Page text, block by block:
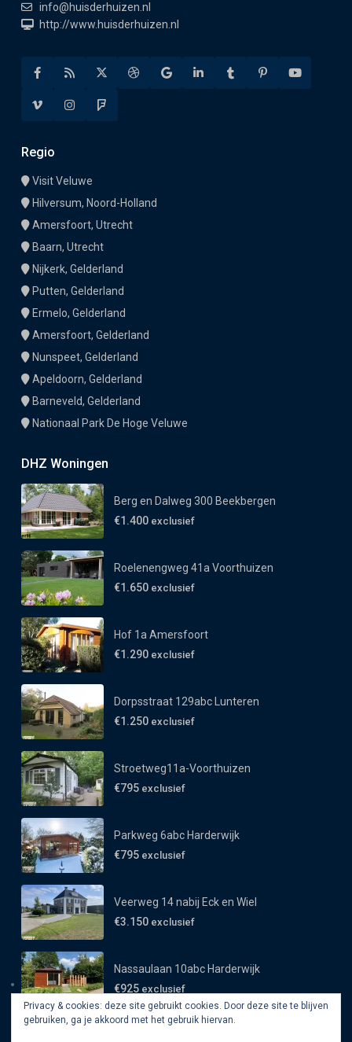
info@huisderhuizen.nl
http://www.huisderhuizen.nl
Regio
Visit Veluwe
Hilversum, Noord-Holland
Amersfoort, Utrecht
Baarn, Utrecht
Nijkerk, Gelderland
Putten, Gelderland
Ermelo, Gelderland
Amersfoort, Gelderland
Nunspeet, Gelderland
Apeldoorn, Gelderland
Barneveld, Gelderland
Nationaal Park De Hoge Veluwe
DHZ Woningen
Berg en Dalweg 300 Beekbergen
€1.400 exclusief
Roelenengweg 41a Voorthuizen
€1.650 exclusief
Hof 1a Amersfoort
€1.290 exclusief
Dorpsstraat 129abc Lunteren
€1.250 exclusief
Stroetweg11a-Voorthuizen
€795 exclusief
Parkweg 6abc Harderwijk
€795 exclusief
Veerweg 14 nabij Eck en Wiel
€3.150 exclusief
Nassaulaan 10abc Harderwijk
€925 exclusief
Privacy & cookies: deze site gebruikt cookies. Door deze site te blijven
gebruiken, ga je akkoord met het gebruik hiervan.